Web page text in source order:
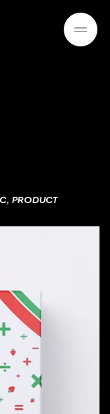
PRODUCT